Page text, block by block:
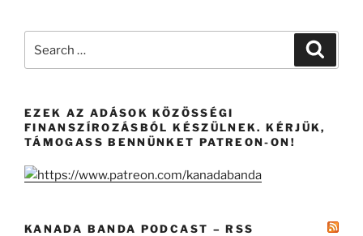
for:
EZEK AZ ADÁSOK KÖZÖSSÉGI
FINANSZÍROZÁSBÓL KÉSZÜLNEK. KÉRJÜK,
TÁMOGASS BENNÜNKET PATREON-ON!
KANADA BANDA PODCAST – RSS